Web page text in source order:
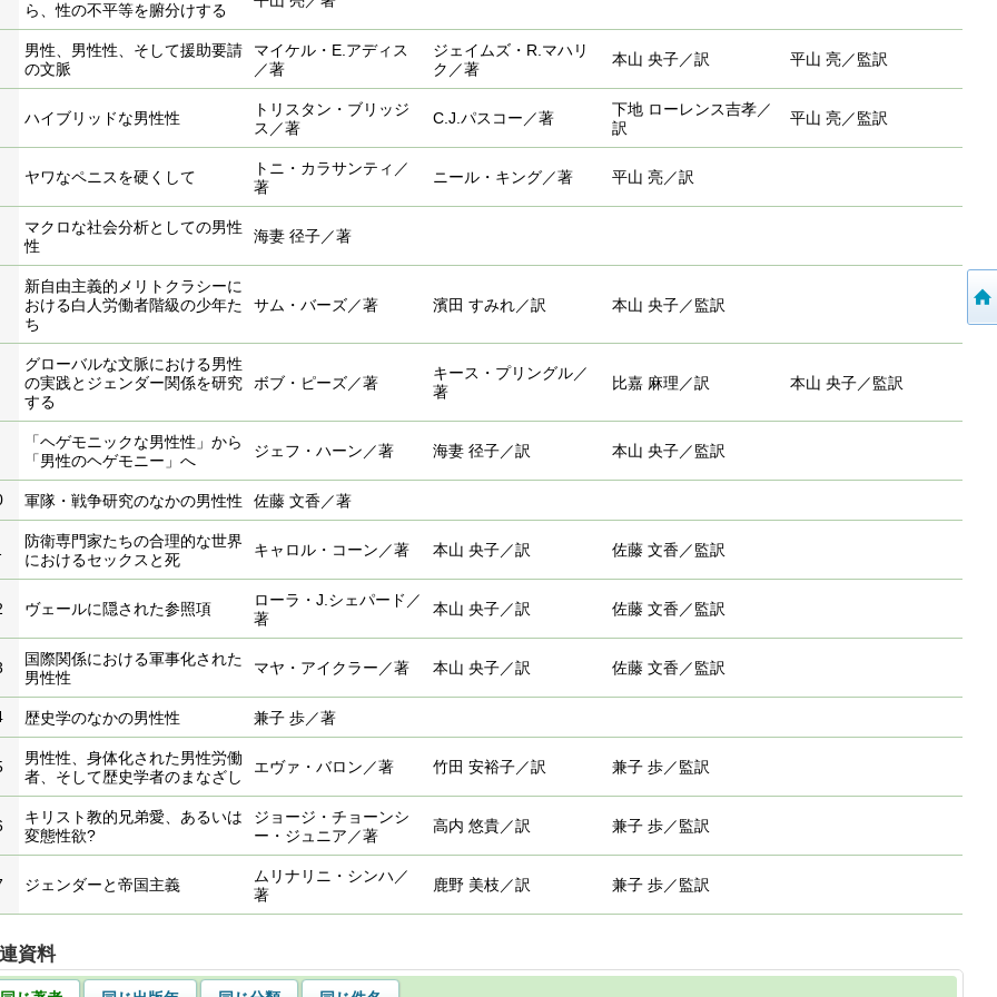
ら、性の不平等を腑分けする
男性、男性性、そして援助要請
の文脈
マイケル・E.アディス
／著
ジェイムズ・R.マハリ
ク／著
本山 央子／訳 平山 亮／監訳
ハイブリッドな男性性
トリスタン・ブリッジ
ス／著
C.J.パスコー／著
下地 ローレンス吉孝／
訳
平山 亮／監訳
ヤワなペニスを硬くして
トニ・カラサンティ／
著
ニール・キング／著 平山 亮／訳
マクロな社会分析としての男性
性
海妻 径子／著
新自由主義的メリトクラシーに
おける白人労働者階級の少年た
ち
サム・バーズ／著 濱田 すみれ／訳 本山 央子／監訳
グローバルな文脈における男性
の実践とジェンダー関係を研究
する
ボブ・ピーズ／著
キース・プリングル／
著
比嘉 麻理／訳 本山 央子／監訳
「ヘゲモニックな男性性」から
「男性のヘゲモニー」へ
ジェフ・ハーン／著 海妻 径子／訳 本山 央子／監訳
軍隊・戦争研究のなかの男性性 佐藤 文香／著
防衛専門家たちの合理的な世界
におけるセックスと死
キャロル・コーン／著 本山 央子／訳 佐藤 文香／監訳
ヴェールに隠された参照項
ローラ・J.シェパード／
著
本山 央子／訳 佐藤 文香／監訳
国際関係における軍事化された
男性性
マヤ・アイクラー／著 本山 央子／訳 佐藤 文香／監訳
歴史学のなかの男性性 兼子 歩／著
男性性、身体化された男性労働
者、そして歴史学者のまなざし
エヴァ・バロン／著 竹田 安裕子／訳 兼子 歩／監訳
キリスト教的兄弟愛、あるいは
変態性欲?
ジョージ・チョーンシ
ー・ジュニア／著
高内 悠貴／訳 兼子 歩／監訳
ジェンダーと帝国主義
ムリナリニ・シンハ／
著
鹿野 美枝／訳 兼子 歩／監訳
資料